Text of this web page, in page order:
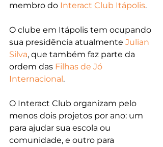
membro do Interact Club Itápolis.
O clube em Itápolis tem ocupando
sua presidência atualmente Julian
Silva, que também faz parte da
ordem das Filhas de Jó
Internacional.
O Interact Club organizam pelo
menos dois projetos por ano: um
para ajudar sua escola ou
comunidade, e outro para